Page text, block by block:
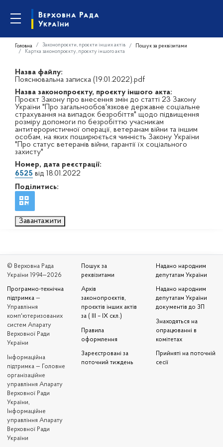
Головна Законопроєкти, проєкти інших актів
Пошук за реквізитами
Картка законопроєкту, проєкту іншого акта
Назва файлу:
Пояснювальна записка (19.01.2022).pdf
Назва законопроєкту, проєкту іншого акта:
Проєкт Закону про внесення змін до статті 23 Закону
України "Про загальнообов'язкове державне соціальне
страхування на випадок безробіття" щодо підвищення
розміру допомоги по безробіттю учасникам
антитерористичної операції, ветеранам війни та іншим
особам, на яких поширюється чинність Закону України
"Про статус ветеранів війни, гарантії їх соціального
захисту"
Номер, дата реєстрації:
6525 від 18.01.2022
Поділитись:
Завантажити
© Верховна Рада
України 1994—2026
Програмно-технічна
підтримка —
Управління
комп'ютеризованих
систем Апарату
Верховної Ради
України
Iнформаційна
підтримка — Головне
організаційне
управління Апарату
Верховної Ради
України,
Інформаційне
управління Апарату
Верховної Ради
України
Пошук за
реквізитами
Архів
законопроєктів,
проєктів інших актів
за ( III – IX скл.)
Правила
оформлення
Зареєстровані за
поточний тиждень
Надано народним
депутатам України
Надано народним
депутатам України
документів до ЗП
Знаходяться на
опрацюванні в
комітетах
Прийняті на поточній
сесії